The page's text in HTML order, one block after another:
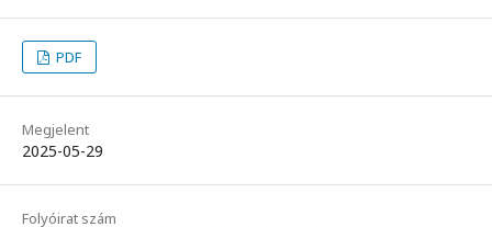
PDF
Megjelent
2025-05-29
Folyóirat szám